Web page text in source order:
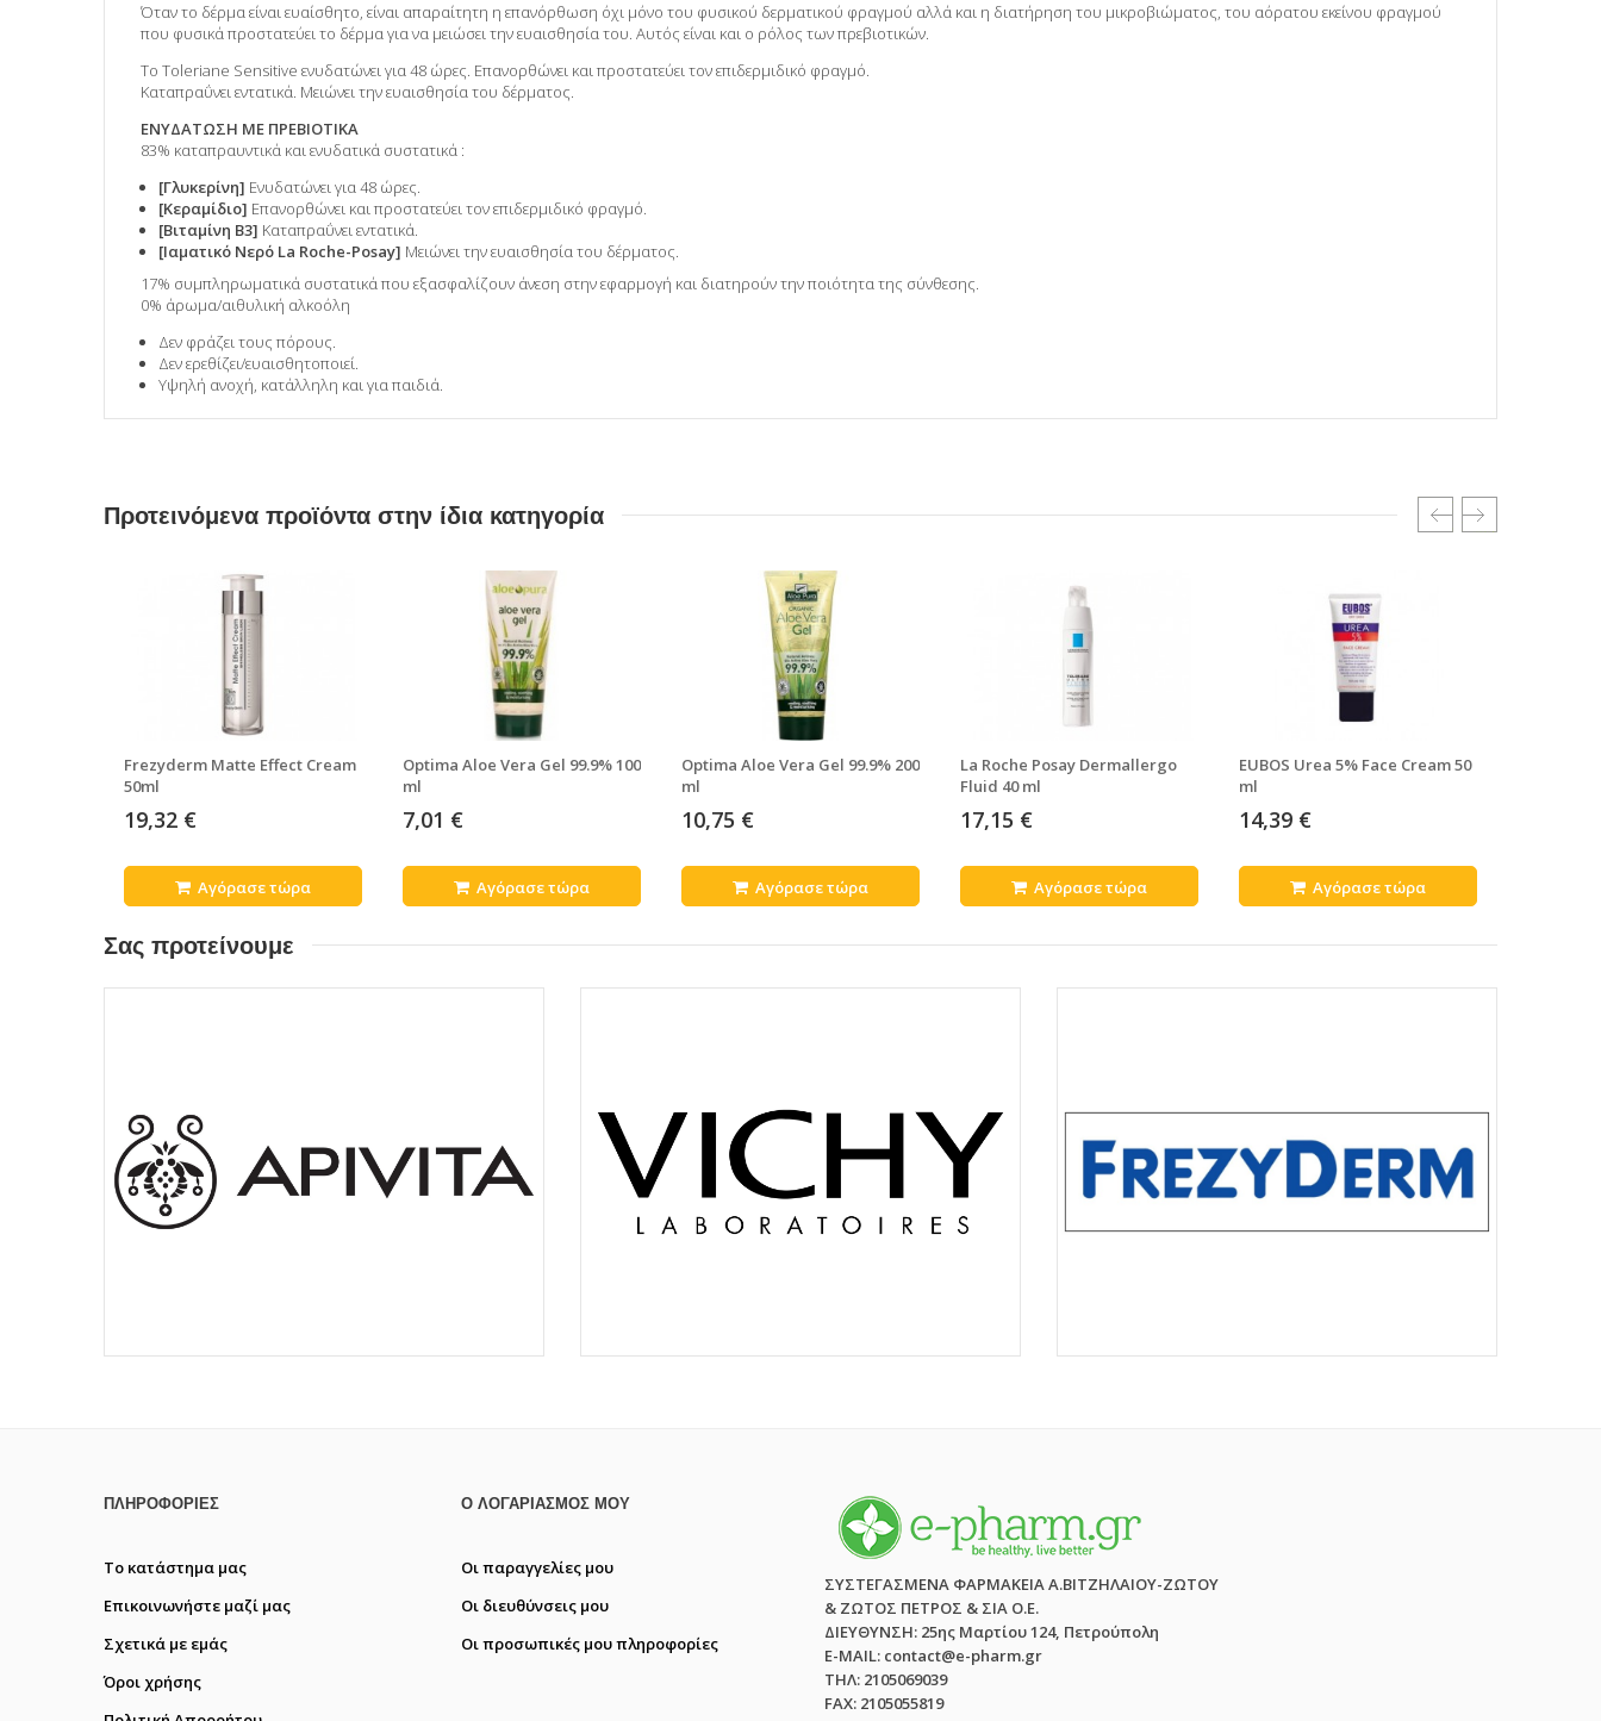
Όταν το δέρμα είναι ευαίσθητο, είναι απαραίτητη η επανόρθωση όχι μόνο του φυσικού δερματικού φραγμού αλλά και η διατήρηση του μικροβιώματος, του αόρατου εκείνου φραγμού
που φυσικά προστατεύει το δέρμα για να μειώσει την ευαισθησία του. Αυτός είναι και ο ρόλος των πρεβιοτικών.
Το Toleriane Sensitive ενυδατώνει για 48 ώρες. Επανορθώνει και προστατεύει τον επιδερμιδικό φραγμό.
Καταπραΰνει εντατικά. Μειώνει την ευαισθησία του δέρματος.
ΕΝΥΔΑΤΩΣΗ ΜΕ ΠΡΕΒΙΟΤΙΚΑ
83% καταπραυντικά και ενυδατικά συστατικά :
[Γλυκερίνη] Ενυδατώνει για 48 ώρες.
[Κεραμίδιο] Επανορθώνει και προστατεύει τον επιδερμιδικό φραγμό.
[Βιταμίνη B3] Καταπραΰνει εντατικά.
[Ιαματικό Νερό La Roche-Posay] Μειώνει την ευαισθησία του δέρματος.
17% συμπληρωματικά συστατικά που εξασφαλίζουν άνεση στην εφαρμογή και διατηρούν την ποιότητα της σύνθεσης.
0% άρωμα/αιθυλική αλκοόλη
Δεν φράζει τους πόρους.
Δεν ερεθίζει/ευαισθητοποιεί.
Υψηλή ανοχή, κατάλληλη και για παιδιά.
Προτεινόμενα προϊόντα στην ίδια κατηγορία
Frezyderm Matte Effect Cream
50ml
19,32 €
Αγόρασε τώρα
Optima Aloe Vera Gel 99.9% 100
ml
7,01 €
Αγόρασε τώρα
Optima Aloe Vera Gel 99.9% 200
ml
10,75 €
Αγόρασε τώρα
La Roche Posay Dermallergo
Fluid 40 ml
17,15 €
Αγόρασε τώρα
EUBOS Urea 5% Face Cream 50
ml
14,39 €
Αγόρασε τώρα
Σας προτείνουμε
ΠΛΗΡΟΦΟΡΊΕΣ
Το κατάστημα μας
Επικοινωνήστε μαζί μας
Σχετικά με εμάς
Όροι χρήσης
Ο ΛΟΓΑΡΙΑΣΜΌΣ ΜΟΥ
Οι παραγγελίες μου
Οι διευθύνσεις μου
Οι προσωπικές μου πληροφορίες
ΣΥΣΤΕΓΑΣΜΕΝΑ ΦΑΡΜΑΚΕΙΑ Α.ΒΙΤΖΗΛΑΙΟΥ-ΖΩΤΟΥ
& ΖΩΤΟΣ ΠΕΤΡΟΣ & ΣΙΑ Ο.Ε.
ΔΙΕΥΘΥΝΣΗ: 25ης Μαρτίου 124, Πετρούπολη
E-MAIL: contact@e-pharm.gr
ΤΗΛ: 2105069039
FAX: 2105055819